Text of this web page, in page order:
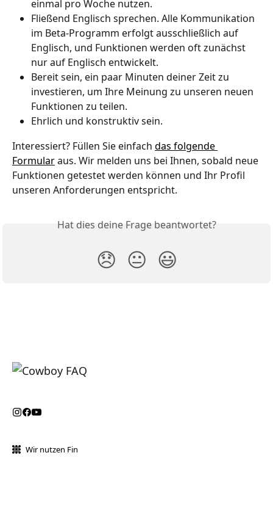
einmal pro Woche nutzen.
Fließend Englisch sprechen. Alle Kommunikation
im Beta-Programm erfolgt ausschließlich auf
Englisch, und Funktionen werden oft zunächst
nur auf Englisch entwickelt.
Bereit sein, ein paar Minuten deiner Zeit zu
investieren, um Ihre Meinung zu unseren neuen
Funktionen zu teilen.
Ehrlich und konstruktiv sein.
Interessiert? Füllen Sie einfach das folgende
Formular aus. Wir melden uns bei Ihnen, sobald neue
Funktionen getestet werden können und Ihr Profil
unseren Anforderungen entspricht.
Hat dies deine Frage beantwortet?
😞 😐 😃
Wir nutzen Fin